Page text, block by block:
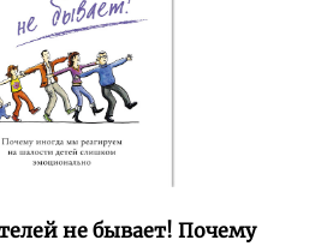
не бывает! Почему